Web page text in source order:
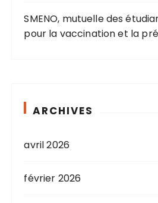
SMENO, mutuelle des
pour la vaccination et la
ARCHIVES
avril 2026
février 2026